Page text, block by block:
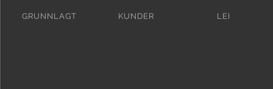
GRUNNLAGT KUNDER LEI